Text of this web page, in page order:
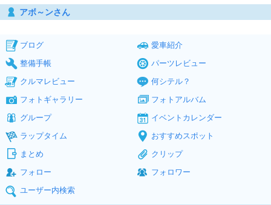
アボ～ンさん
ブログ
愛車紹介
整備手帳
パーツレビュー
クルマレビュー
何シテル？
フォトギャラリー
フォトアルバム
グループ
イベントカレンダー
ラップタイム
おすすめスポット
まとめ
クリップ
フォロー
フォロワー
ユーザー内検索